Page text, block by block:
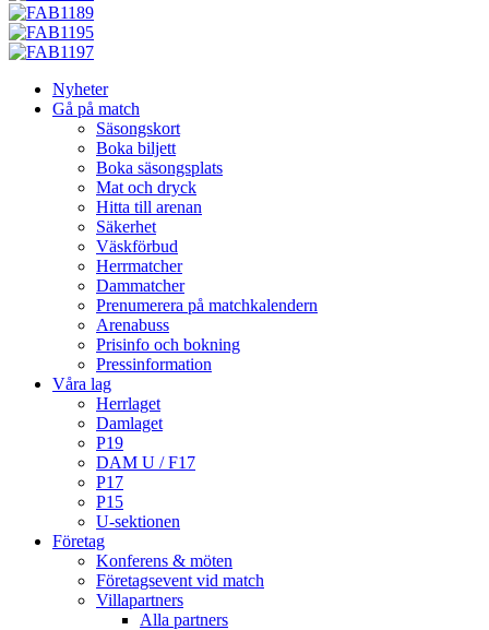
Nyheter
Gå på match
Säsongskort
Boka biljett
Boka säsongsplats
Mat och dryck
Hitta till arenan
Säkerhet
Väskförbud
Herrmatcher
Dammatcher
Prenumerera på matchkalendern
Arenabuss
Prisinfo och bokning
Pressinformation
Våra lag
Herrlaget
Damlaget
P19
DAM U / F17
P17
P15
U-sektionen
Företag
Konferens & möten
Företagsevent vid match
Villapartners
Alla partners